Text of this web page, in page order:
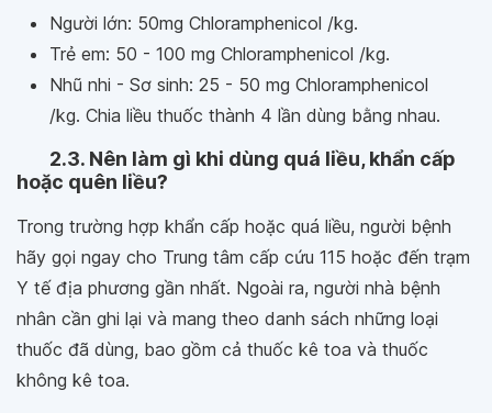
Người lớn: 50mg Chloramphenicol /kg.
Trẻ em: 50 - 100 mg Chloramphenicol /kg.
Nhũ nhi - Sơ sinh: 25 - 50 mg Chloramphenicol
/kg. Chia liều thuốc thành 4 lần dùng bằng nhau.
2.3. Nên làm gì khi dùng quá liều, khẩn cấp
hoặc quên liều?
Trong trường hợp khẩn cấp hoặc quá liều, người bệnh
hãy gọi ngay cho Trung tâm cấp cứu 115 hoặc đến trạm
Y tế địa phương gần nhất. Ngoài ra, người nhà bệnh
nhân cần ghi lại và mang theo danh sách những loại
thuốc đã dùng, bao gồm cả thuốc kê toa và thuốc
không kê toa.